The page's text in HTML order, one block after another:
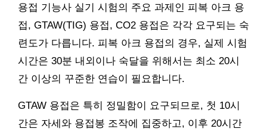
용접 기능사 실기 시험의 주요 과제인 피복 아크 용
접, GTAW(TIG) 용접, CO2 용접은 각각 요구되는 숙
련도가 다릅니다. 피복 아크 용접의 경우, 실제 시험
시간은 30분 내외이나 숙달을 위해서는 최소 20시
간 이상의 꾸준한 연습이 필요합니다.
GTAW 용접은 특히 정밀함이 요구되므로, 첫 10시
간은 자세와 용접봉 조작에 집중하고, 이후 20시간